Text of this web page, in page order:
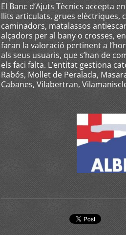
El Banc d’Ajuts Tècnics accepta
llits articulats, grues elèctriques,
caminadors, matalassos
alçadors per al bany o crosses,
faran la valoració pertinent a
als seus usuaris, que s’han de
els faci falta. L’entitat gestiona
Rabós, Mollet de Peralada,
Cabanes, Vilabertran,